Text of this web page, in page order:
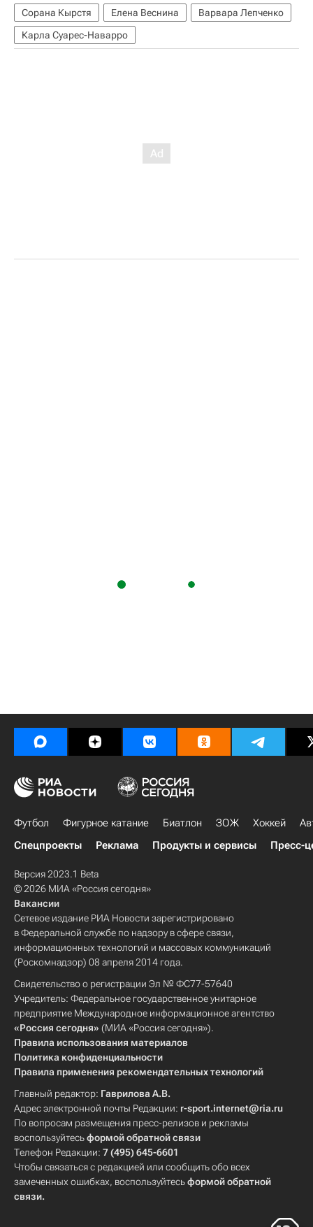
Сорана Кырстя Елена Веснина
Варвара Лепченко
Карла Суарес-Наварро
Футбол Фигурное катание Биатлон ЗОЖ Хоккей
Спецпроекты
Реклама Продукты и сервисы Пресс-
Версия 2023.1 Beta
© 2026 МИА «Россия сегодня»
Вакансии
Сетевое издание РИА Новости зарегистрировано
в Федеральной службе по надзору в сфере связи,
информационных технологий и массовых коммуникаций
(Роскомнадзор) 08 апреля 2014 года.
Свидетельство о регистрации Эл № ФС77-57640
Учредитель: Федеральное государственное унитарное
предприятие Международное информационное агентство
«Россия сегодня» (МИА «Россия сегодня»).
Правила использования материалов
Политика конфиденциальности
Правила применения рекомендательных технологий
Главный редактор: Гаврилова А.В.
Адрес электронной почты Редакции: r-sport.internet@ria.ru
По вопросам размещения пресс-релизов и рекламы
воспользуйтесьформой обратной связи
Телефон Редакции: 7 (495) 645-6601
Чтобы связаться с редакцией или сообщить обо всех
замеченных ошибках, воспользуйтесьформой обратной
связи.